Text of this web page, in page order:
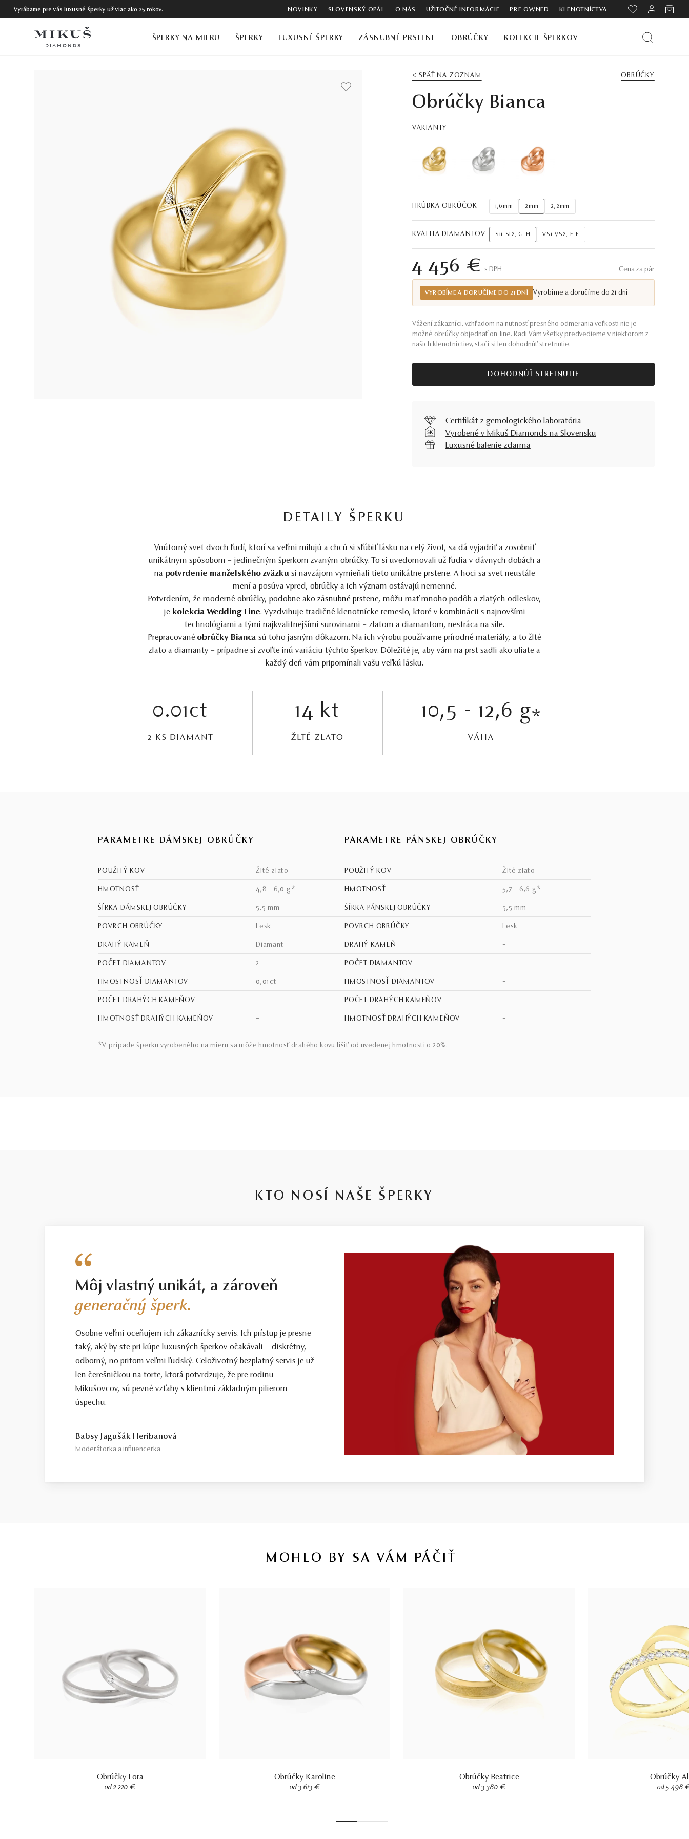
Vyrábame pre vás luxusné šperky už viac ako 25 rokov. NOVINKY SLOVENSKÝ OPÁL O NÁS UŽITOČNÉ INFORMÁCIE PRE OWNED KLENOTNÍCTVA
ŠPERKY NA MIERU ŠPERKY LUXUSNÉ ŠPERKY ZÁSNUBNÉ PRSTENE OBRÚČKY KOLEKCIE ŠPERKOV
< SPÄŤ NA ZOZNAM OBRÚČKY
Obrúčky Bianca
VARIANTY
HRÚBKA OBRÚČOK 1,6mm 2mm 2,2mm
KVALITA DIAMANTOV Si1-SI2, G-H VS1-VS2, E-F
4 456 € S DPH Cena za pár
VYROBÍME A DORUČÍME DO 21 DNÍ Vyrobíme a doručíme do 21 dní
Vážení zákazníci, vzhľadom na nutnosť presného odmerania veľkosti nie je
možné obrúčky objednať on-line. Radi Vám všetky predvedieme v niektorom z
našich klenotníctiev, stačí si len dohodnúť stretnutie.
DOHODNÚŤ STRETNUTIE
Certifikát z gemologického laboratória
Vyrobené v Mikuš Diamonds na Slovensku
Luxusné balenie zdarma
DETAILY ŠPERKU
Vnútorný svet dvoch ľudí, ktorí sa veľmi milujú a chcú si sľúbiť lásku na celý život, sa dá vyjadriť a zosobniť
unikátnym spôsobom – jedinečným šperkom zvaným obrúčky. To si uvedomovali už ľudia v dávnych dobách a
na potvrdenie manželského zväzku si navzájom vymieňali tieto unikátne prstene. A hoci sa svet neustále
mení a posúva vpred, obrúčky a ich význam ostávajú nemenné.
Potvrdením, že moderné obrúčky, podobne ako zásnubné prstene, môžu mať mnoho podôb a zlatých odleskov,
je kolekcia Wedding Line. Vyzdvihuje tradičné klenotnícke remeslo, ktoré v kombinácii s najnovšími
technológiami a tými najkvalitnejšími surovinami – zlatom a diamantom, nestráca na sile.
Prepracované obrúčky Bianca sú toho jasným dôkazom. Na ich výrobu používame prírodné materiály, a to žlté
zlato a diamanty – prípadne si zvoľte inú variáciu týchto šperkov. Dôležité je, aby vám na prst sadli ako uliate a
každý deň vám pripomínali vašu veľkú lásku.
0.01ct
2 KS DIAMANT
14 kt
ŽLTÉ ZLATO
10,5 - 12,6 g*
VÁHA
PARAMETRE DÁMSKEJ OBRÚČKY
POUŽITÝ KOV žlté zlato
HMOTNOSŤ 4,8 - 6,0 g*
ŠÍRKA DÁMSKEJ OBRÚČKY 5,5 mm
POVRCH OBRÚČKY lesk
DRAHÝ KAMEŇ diamant
POČET DIAMANTOV 2
HMOSTNOSŤ DIAMANTOV 0,01ct
POČET DRAHÝCH KAMEŇOV –
HMOTNOSŤ DRAHÝCH KAMEŇOV –
PARAMETRE PÁNSKEJ OBRÚČKY
POUŽITÝ KOV žlté zlato
HMOTNOSŤ 5,7 - 6,6 g*
ŠÍRKA PÁNSKEJ OBRÚČKY 5,5 mm
POVRCH OBRÚČKY lesk
DRAHÝ KAMEŇ –
POČET DIAMANTOV –
HMOSTNOSŤ DIAMANTOV –
POČET DRAHÝCH KAMEŇOV –
HMOTNOSŤ DRAHÝCH KAMEŇOV –
*V prípade šperku vyrobeného na mieru sa môže hmotnosť drahého kovu líšiť od uvedenej hmotnosti o 20%.
KTO NOSÍ NAŠE ŠPERKY
Môj vlastný unikát, a zároveň
generačný šperk.
Osobne veľmi oceňujem ich zákaznícky servis. Ich prístup je presne
taký, aký by ste pri kúpe luxusných šperkov očakávali – diskrétny,
odborný, no pritom veľmi ľudský. Celoživotný bezplatný servis je už
len čerešničkou na torte, ktorá potvrdzuje, že pre rodinu
Mikušovcov, sú pevné vzťahy s klientmi základným pilierom
úspechu.
Babsy Jagušák Heribanová
Moderátorka a influencerka
MOHLO BY SA VÁM PÁČIŤ
Obrúčky Lora
od 2 220 €
Obrúčky Karoline
od 3 613 €
Obrúčky Beatrice
od 3 380 €
Obrúčky
od 5 498